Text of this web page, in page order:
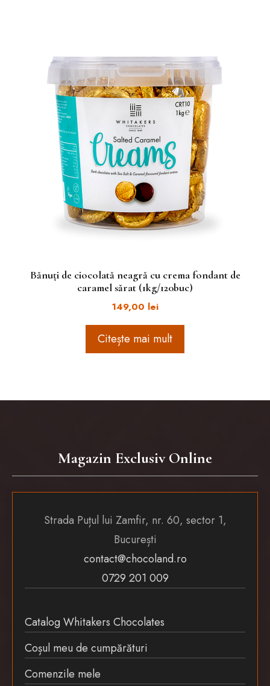
Bănuți de ciocolată neagră cu crema fondant de
caramel sărat (1kg/120buc)
149,00 lei
Citește mai mult
Magazin Exclusiv Online
Strada Puțul lui Zamfir, nr. 60, sector 1,
București
contact@chocoland.ro
0729 201 009
Catalog Whitakers Chocolates
Coșul meu de cumpărături
Comenzile mele